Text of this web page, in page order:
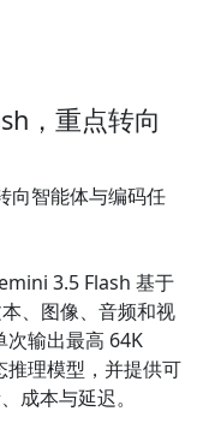
，重点转向
向智能体与编码任
3.5 Flash 基于
、图像、音频和视
输出最高 64K
理模型，并提供可
成本与延迟。